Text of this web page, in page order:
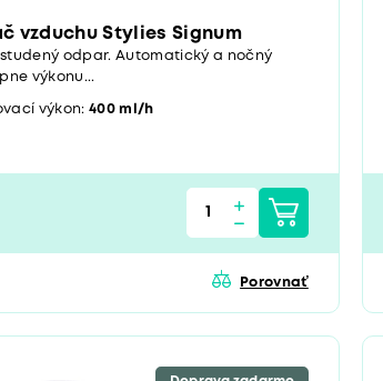
vzduchu Stylies Signum
studený odpar. Automatický a nočný
výkonu...
výkon: 400 ml/h
Porovnať